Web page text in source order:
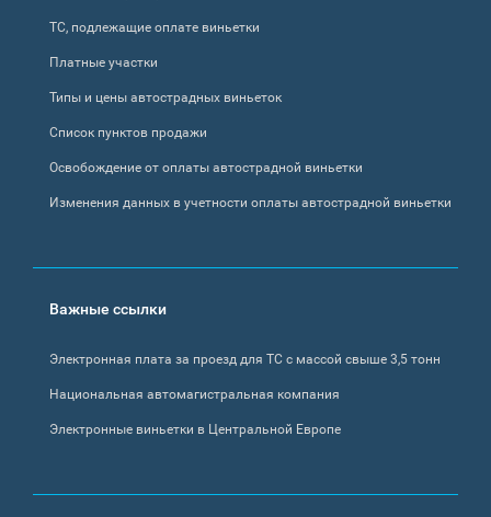
ТС, подлежащие оплате виньетки
Платные участки
Типы и цены автострадных виньеток
Список пунктов продажи
Освобождение от оплаты автострадной виньетки
Изменения данных в учетности оплаты автострадной виньетки
Важные ссылки
Электронная плата за проезд для ТС с массой свыше 3,5 тонн
Национальная автомагистральная компания
Электронные виньетки в Центральной Европе